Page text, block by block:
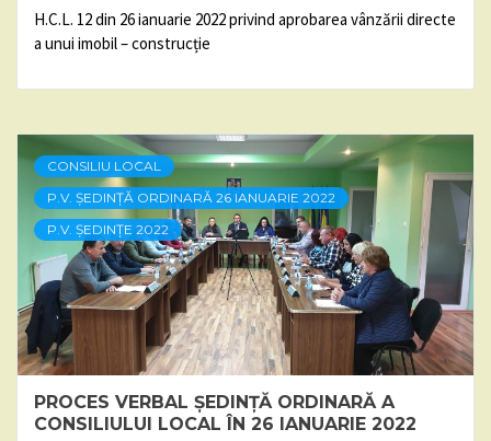
H.C.L. 12 din 26 ianuarie 2022 privind aprobarea vânzării directe
a unui imobil – construcție
CONSILIU LOCAL
P.V. ȘEDINȚĂ ORDINARĂ 26 IANUARIE 2022
P.V. ȘEDINȚE 2022
PROCES VERBAL ȘEDINȚĂ ORDINARĂ A
CONSILIULUI LOCAL ÎN 26 IANUARIE 2022